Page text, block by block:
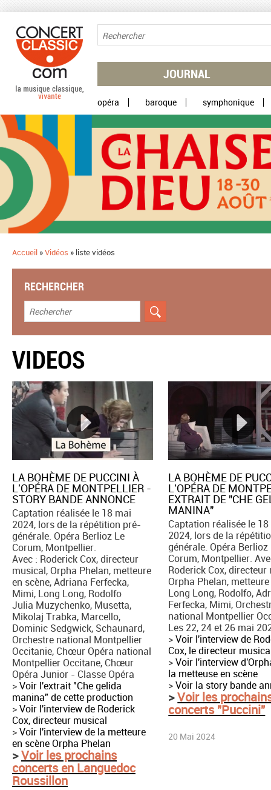
JOURNAL
opéra baroque symphonique
Accueil »Vidéos » liste vidéos
RECHERCHER
VIDEOS
LA BOHÈME DE PUCCINI À
L'OPÉRA DE MONTPELLIER -
STORY BANDE ANNONCE
Captation réalisée le 18 mai
2024, lors de la répétition pré-
générale. Opéra Berlioz Le
Corum, Montpellier.
Avec : Roderick Cox, directeur
musical, Orpha Phelan, metteure
en scène, Adriana Ferfecka,
Mimi, Long Long, Rodolfo
Julia Muzychenko, Musetta,
Mikolaj Trabka, Marcello,
Dominic Sedgwick, Schaunard,
Orchestre national Montpellier
Occitanie, Chœur Opéra national
Montpellier Occitane, Chœur
Opéra Junior - Classe Opéra
>Voir l'extrait "Che gelida
manina" de cette production
>Voir l'interview de Roderick
Cox, directeur musical
>Voir l'interview de la metteure
en scène Orpha Phelan
>Voir les prochains
concerts en Languedoc
Roussillon
LA BOHÈME DE
L'OPÉRA DE
EXTRAIT DE "CHE
MANINA"
Captation réalisée le
2024, lors de la
générale. Opéra Berlioz
Corum, Montpellier.
Roderick Cox, directeur
Orpha Phelan,
Long Long, Rodolfo,
Ferfecka, Mimi,
national Montpellier
Les 22, 24 et 26 mai
>Voir l'interview de
Cox, le directeur
>Voir l'interview
la metteuse en scène
>Voir la story bande
>Voir les
concerts "Puccini"
20 Mai 2024